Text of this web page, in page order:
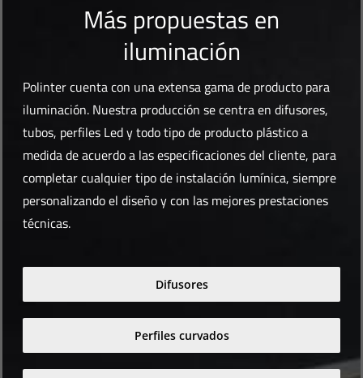
Más propuestas en
iluminación
Polinter cuenta con una extensa gama de producto para
iluminación. Nuestra producción se centra en difusores,
tubos, perfiles Led y todo tipo de producto plástico a
medida de acuerdo a las especificaciones del cliente, para
completar cualquier tipo de instalación lumínica, siempre
personalizando el diseño y con las mejores prestaciones
técnicas.
Difusores
Perfiles curvados